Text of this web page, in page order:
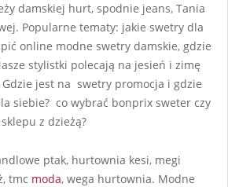
damskiej hurt, spodnie jeans, Tania
Popularne tematy: jakie swetry dla
online modne swetry damskie, gdzie
stylistki polecają na jesień i zimę
jest na swetry promocja i gdzie
siebie? co wybrać bonprix sweter czy
z dzieżą?
ptak, hurtownia kesi, megi
tmc moda, wega hurtownia. Modne